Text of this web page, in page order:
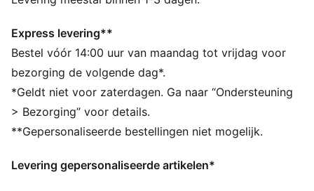
PUMAGRIP: duurzame prestatie-rubbersamenstelling
ontworpen voor tractie op alle oppervlakken
NITRO™ SQD: de innovatieve NITRO™ SQD-tussenzool
met dubbele dichtheid combineert de beste demping
en rebound in zijn klasse met ondersteuning rondom
— ideaal voor een snelle eerste stap en explosieve
start
Normale pasvorm
Express levering**
Bestel vóór 14:00 uur van maandag tot vrijdag voor
bezorging de volgende dag*.
*Geldt niet voor zaterdagen. Ga naar “Ondersteuning
> Bezorging” voor details.
**Gepersonaliseerde bestellingen niet mogelijk.
Levering gepersonaliseerde artikelen*